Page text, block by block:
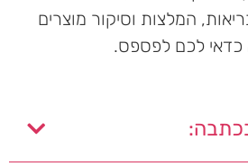
המלצות וסיקור מוצרים
כדאי לכם לפספס.